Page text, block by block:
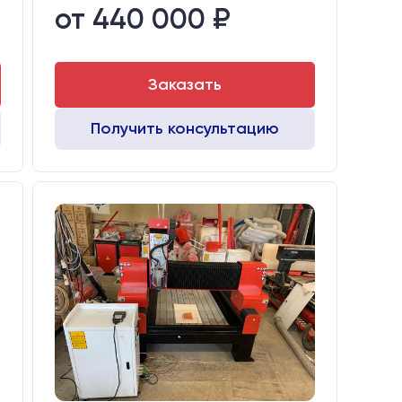
Двигатели:
от 440 000 ₽
Заказать
Получить консультацию